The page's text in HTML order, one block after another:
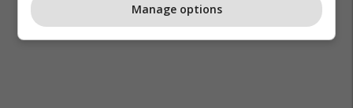
Manage options